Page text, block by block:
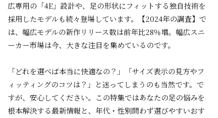
広専用の「4E」設計や、足の形状にフィットする独自技術を
採用したモデルも続々登場しています。【2024年の調査】で
は、幅広モデルの新作リリース数は前年比28％増。 幅広スニ
ーカー市場は今、大きな注目を集めているのです。
「どれを選べば本当に快適なの？」「サイズ表示の見方やフ
ィッティングのコツは？」と迷ってしまうのも当然です。で
すが、安心してください。この特集ではあなたの足の悩みを
根本解決する最新情報と、年代・性別問わず選びやすいおす